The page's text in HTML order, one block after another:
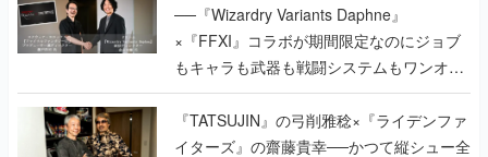
で作り込まれた理由を両ディレクターに聞
く
『TATSUJIN』の弓削雅稔×『ライデンファ
イターズ』の齋藤貴幸──かつて縦シュー全
盛期を支えていた2人が、30年後に同じ会
社で机を並べる理由とは。新作
『TATSUJIN EXTREME』で初タッグを組